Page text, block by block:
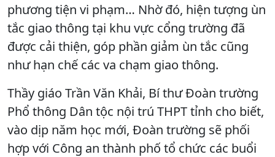
phương tiện vi phạm… Nhờ đó, hiện tượng ùn
tắc giao thông tại khu vực cổng trường đã
được cải thiện, góp phần giảm ùn tắc cũng
như hạn chế các va chạm giao thông.
Thầy giáo Trần Văn Khải, Bí thư Đoàn trường
Phổ thông Dân tộc nội trú THPT tỉnh cho biết,
vào dịp năm học mới, Đoàn trường sẽ phối
hợp với Công an thành phố tổ chức các buổi